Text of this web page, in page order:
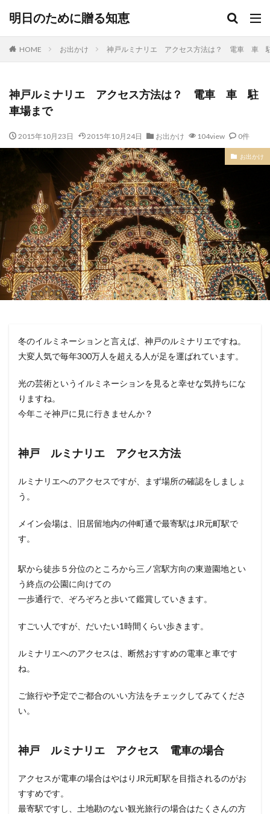
明日のために贈る知恵
HOME お出かけ 神戸ルミナリエ アクセス方法は？ 電車 車
神戸ルミナリエ アクセス方法は？ 電車 車 駐
車場まで
2015年10月23日 2015年10月24日 お出かけ 104view 0件
お出かけ
冬のイルミネーションと言えば、神戸のルミナリエですね。
大変人気で毎年300万人を超える人が足を運ばれています。
光の芸術というイルミネーションを見ると幸せな気持ちにな
りますね。
今年こそ神戸に見に行きませんか？
神戸 ルミナリエ アクセス方法
ルミナリエへのアクセスですが、まず場所の確認をしましょ
う。
メイン会場は、旧居留地内の仲町通で最寄駅はJR元町駅で
す。
駅から徒歩５分位のところから三ノ宮駅方向の東遊園地とい
う終点の公園に向けての
一歩通行で、ぞろぞろと歩いて鑑賞していきます。
すごい人ですが、だいたい1時間くらい歩きます。
ルミナリエへのアクセスは、断然おすすめの電車と車です
ね。
ご旅行や予定でご都合のいい方法をチェックしてみてくださ
い。
神戸 ルミナリエ アクセス 電車の場合
アクセスが電車の場合はやはりJR元町駅を目指されるのがお
すすめです。
最寄駅ですし、土地勘のない観光旅行の場合はたくさんの方